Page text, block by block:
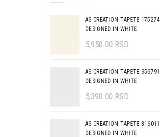
AS CREATION TAPETE 175274
DESIGNED IN WHITE
5,950.00 RSD
AS CREATION TAPETE 956791
DESIGNED IN WHITE
5,390.00 RSD
AS CREATION TAPETE 316011
DESIGNED IN WHITE